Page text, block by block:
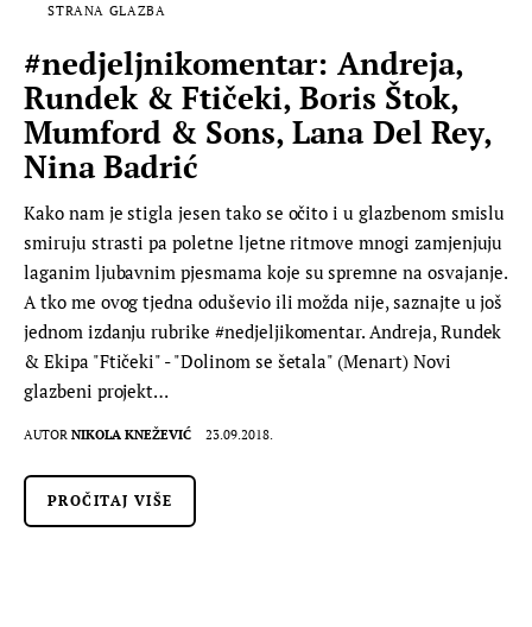
STRANA GLAZBA
#nedjeljnikomentar: Andreja,
Rundek & Ftičeki, Boris Štok,
Mumford & Sons, Lana Del Rey,
Nina Badrić
Kako nam je stigla jesen tako se očito i u glazbenom smislu
smiruju strasti pa poletne ljetne ritmove mnogi zamjenjuju
laganim ljubavnim pjesmama koje su spremne na osvajanje.
A tko me ovog tjedna oduševio ili možda nije, saznajte u još
jednom izdanju rubrike #nedjeljikomentar. Andreja, Rundek
& Ekipa "Ftičeki" - "Dolinom se šetala" (Menart) Novi
glazbeni projekt…
AUTOR NIKOLA KNEŽEVIĆ 23.09.2018.
PROČITAJ VIŠE